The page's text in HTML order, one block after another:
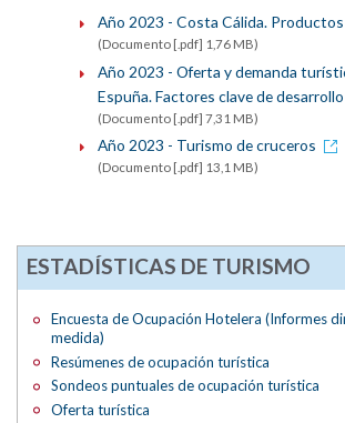
Año 2023 - Costa Cálida. Productos
(Documento [.pdf] 1,76 MB)
Año 2023 - Oferta y demanda
Espuña. Factores clave de desarrollo
(Documento [.pdf] 7,31 MB)
Año 2023 - Turismo de cruceros
(Documento [.pdf] 13,1 MB)
ESTADÍSTICAS DE TURISMO
Encuesta de Ocupación Hotelera (Informes
medida)
Resúmenes de ocupación turística
Sondeos puntuales de ocupación turística
Oferta turística